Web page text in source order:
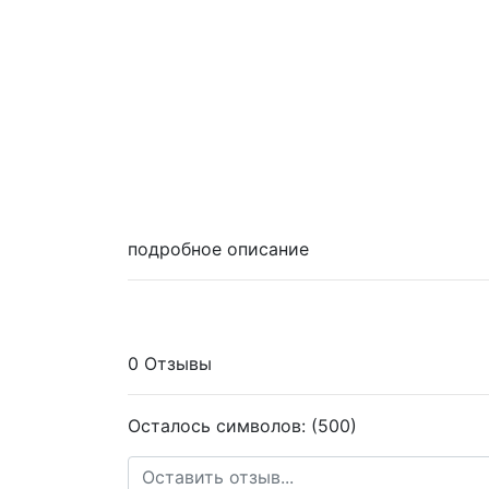
подробное описание
0 Отзывы
Осталось символов: (500)